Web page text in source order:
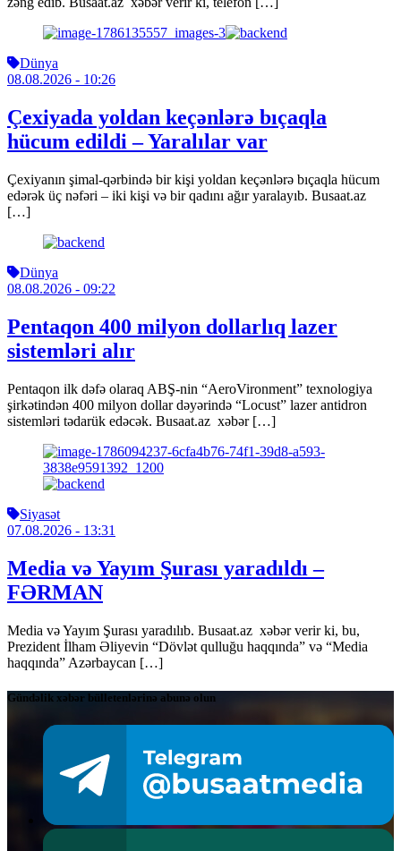
Dünya
08.08.2026 - 10:26
Çexiyada yoldan keçənlərə bıçaqla
hücum edildi – Yaralılar var
Çexiyanın şimal-qərbində bir kişi yoldan keçənlərə bıçaqla hücum
edərək üç nəfəri – iki kişi və bir qadını ağır yaralayıb. Busaat.az
[…]
Dünya
08.08.2026 - 09:22
Pentaqon 400 milyon dollarlıq lazer
sistemləri alır
Pentaqon ilk dəfə olaraq ABŞ-nin “AeroVironment” texnologiya
şirkətindən 400 milyon dollar dəyərində “Locust” lazer antidron
sistemləri tədarük edəcək. Busaat.az xəbər […]
Siyasət
07.08.2026 - 13:31
Media və Yayım Şurası yaradıldı –
FƏRMAN
Media və Yayım Şurası yaradılıb. Busaat.az xəbər verir ki, bu,
Prezident İlham Əliyevin “Dövlət qulluğu haqqında” və “Media
haqqında” Azərbaycan […]
Gündəlik xəbər bülletenlərinə abunə olun